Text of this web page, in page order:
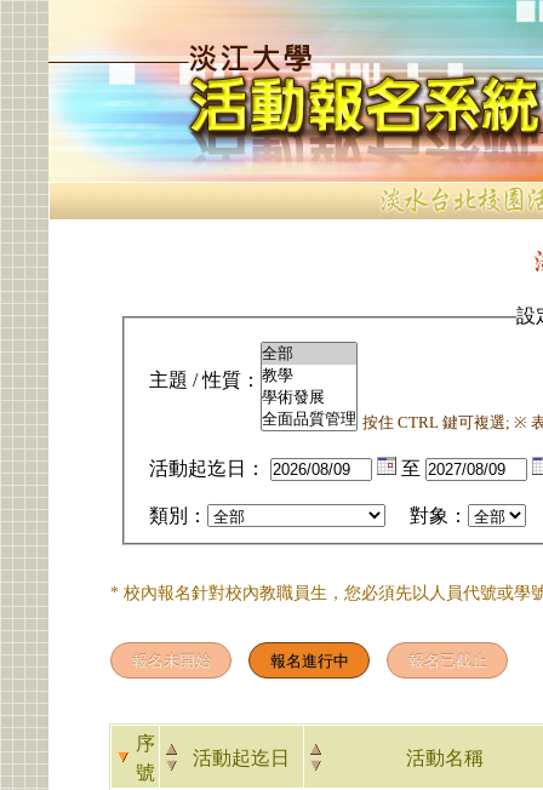
設
主題 / 性質：
按住 CTRL 鍵可複選; ※
活動起迄日： 至
類別： 對象：
* 校內報名針對校內教職員生，您必須先以人員代號或學
序
號
活動起迄日 活動名稱